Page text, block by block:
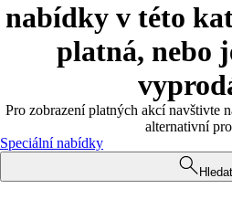
nabídky v této
platná, nebo
Pro zobrazení platných akcí navštivte
alternativní
Speciální nabídky
Hledat